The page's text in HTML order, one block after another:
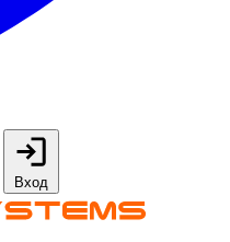
Вход